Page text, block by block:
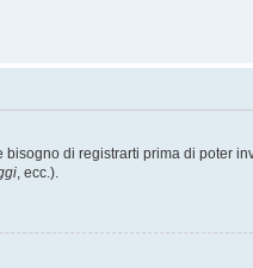
bisogno di registrarti prima di poter
, ecc.).